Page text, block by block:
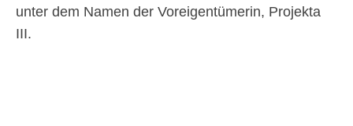
unter dem Namen der Voreigentümerin, Projekta
III.